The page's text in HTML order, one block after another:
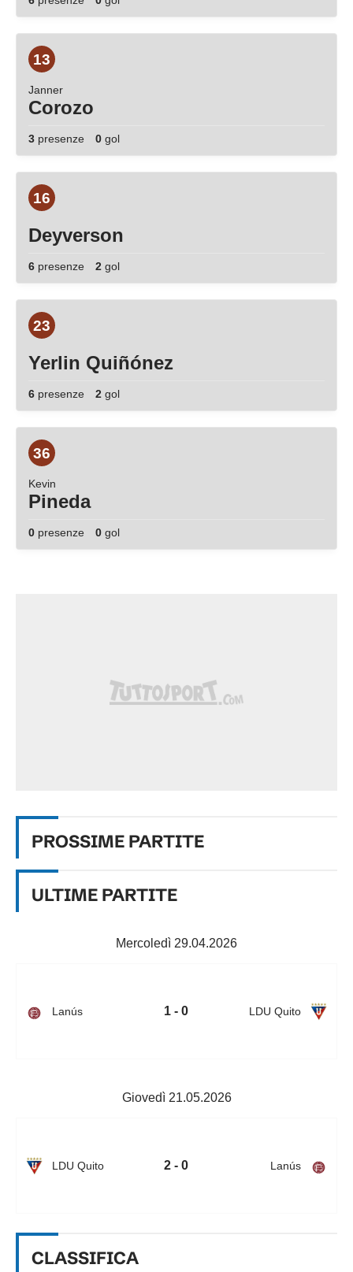
13
Janner
Corozo
3 presenze 0 gol
16
Deyverson
6 presenze 2 gol
23
Yerlin Quiñónez
6 presenze 2 gol
36
Kevin
Pineda
0 presenze 0 gol
PROSSIME PARTITE
ULTIME PARTITE
Mercoledì 29.04.2026
Lanús 1 - 0 LDU Quito
Giovedì 21.05.2026
LDU Quito 2 - 0 Lanús
CLASSIFICA